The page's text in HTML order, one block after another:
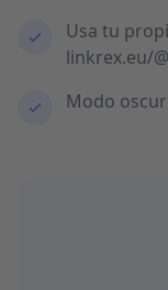
Usa tu
linkrex.eu/
Modo